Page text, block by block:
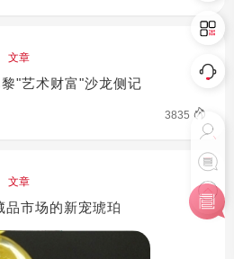
文章
"艺术财富"沙龙侧记
3835
文章
品市场的新宠琥珀